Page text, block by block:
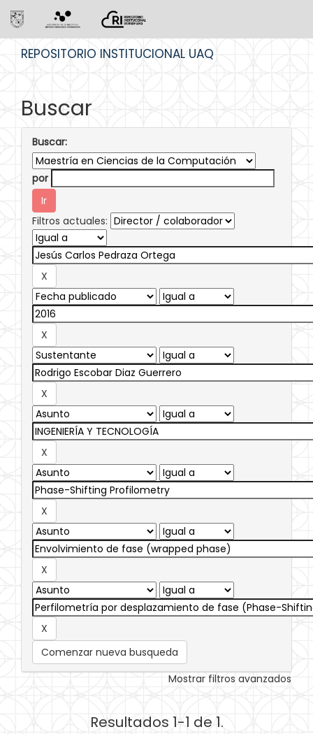
REPOSITORIO INSTITUCIONAL UAQ
Buscar
Buscar:
por
Filtros actuales:
Comenzar nueva busqueda
Mostrar filtros avanzados
Resultados 1-1 de 1.